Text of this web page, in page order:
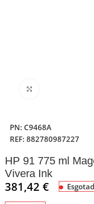
PN: C9468A
REF:882780987227
HP 91 775 ml
Vivera Ink
381,42€